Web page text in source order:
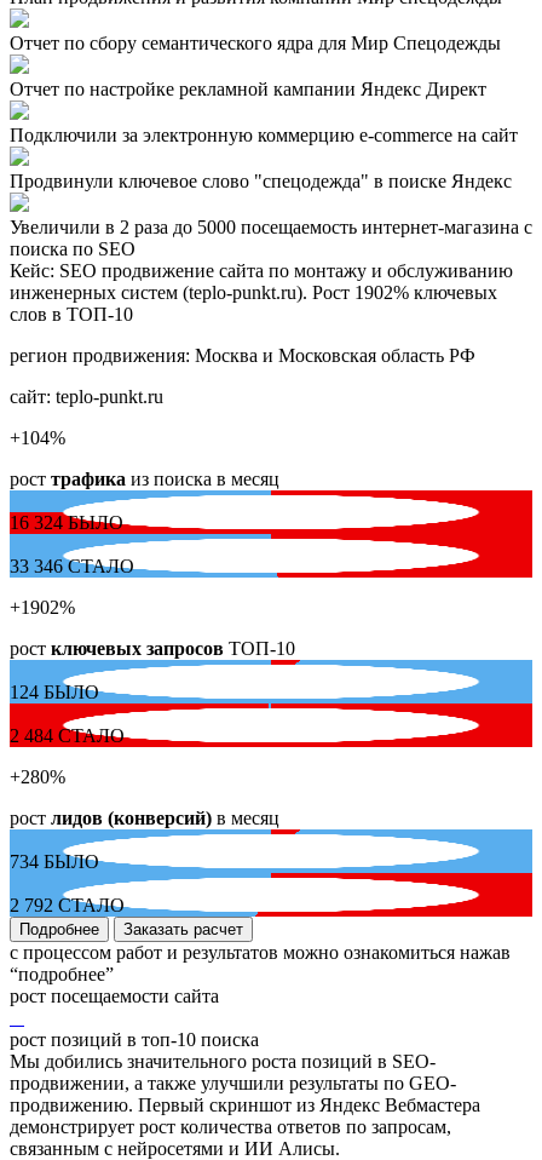
Отчет по сбору семантического ядра для Мир Спецодежды
Отчет по настройке рекламной кампании Яндекс Директ
Подключили за электронную коммерцию e-commerce на сайт
Продвинули ключевое слово "спецодежда" в поиске Яндекс
Увеличили в 2 раза до 5000 посещаемость интернет-магазина с
поиска по SEO
Кейс: SEO продвижение сайта по монтажу и обслуживанию
инженерных систем (teplo-punkt.ru). Рост 1902% ключевых
слов в ТОП-10
регион продвижения: Москва и Московская область РФ
сайт: teplo-punkt.ru
+104%
рост трафика из поиска в месяц
16 324БЫЛО
33 346СТАЛО
+1902%
рост ключевых запросов ТОП-10
124 БЫЛО
2 484 СТАЛО
+280%
рост лидов (конверсий) в месяц
734 БЫЛО
2 792 СТАЛО
Подробнее Заказать расчет
с процессом работ и результатов можно ознакомиться нажав
“подробнее”
рост посещаемости сайта
рост позиций в топ-10 поиска
Мы добились значительного роста позиций в SEO-
продвижении, а также улучшили результаты по GEO-
продвижению. Первый скриншот из Яндекс Вебмастера
демонстрирует рост количества ответов по запросам,
связанным с нейросетями и ИИ Алисы.